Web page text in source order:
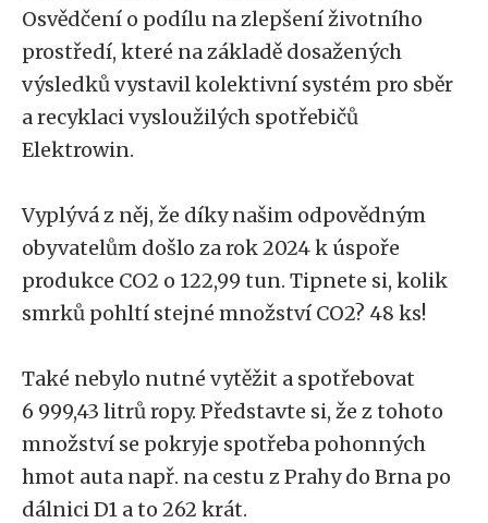
Osvědčení o podílu na zlepšení životního
prostředí, které na základě dosažených
výsledků vystavil kolektivní systém pro sběr
a recyklaci vysloužilých spotřebičů
Elektrowin.
Vyplývá z něj, že díky našim odpovědným
obyvatelům došlo za rok 2024 k úspoře
produkce CO2 o 122,99 tun. Tipnete si, kolik
smrků pohltí stejné množství CO2? 48 ks!
Také nebylo nutné vytěžit a spotřebovat
6 999,43 litrů ropy. Představte si, že z tohoto
množství se pokryje spotřeba pohonných
hmot auta např. na cestu z Prahy do Brna po
dálnici D1 a to 262 krát.